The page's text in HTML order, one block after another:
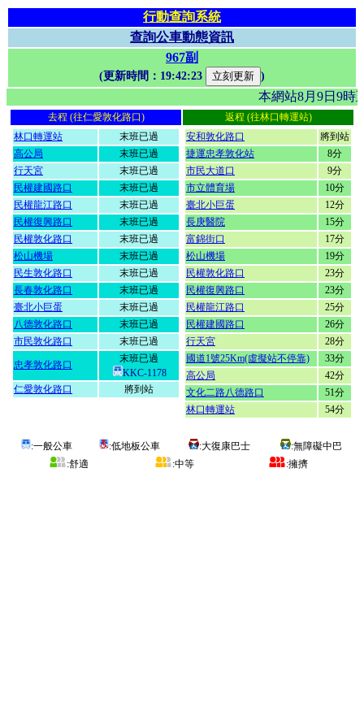
行動查詢系統
查詢公車動態資訊
967副
(更新時間： 19:42:23 )
本網站8月9日9
去程 (往仁愛敦化路口)
返程 (往林口轉運站)
林口轉運站
末班已過
高公局
末班已過
行天宮
末班已過
民權建國路口
末班已過
民權龍江路口
末班已過
民權復興路口
末班已過
民權敦化路口
末班已過
松山機場
末班已過
民生敦化路口
末班已過
長春敦化路口
末班已過
臺北小巨蛋
末班已過
八德敦化路口
末班已過
市民敦化路口
末班已過
忠孝敦化路口
末班已過
KKC-1178
仁愛敦化路口
將到站
安和敦化路口
將到站
捷運忠孝敦化站
8分
市民大道口
9分
市立體育場
10分
臺北小巨蛋
12分
長庚醫院
15分
富錦街口
17分
松山機場
19分
民權敦化路口
23分
民權復興路口
23分
民權龍江路口
25分
民權建國路口
26分
行天宮
28分
國道1號25Km(虛擬站不停靠)
33分
高公局
42分
文化二路八德路口
51分
林口轉運站
54分
:一般公車 :低地板公車 :大復康巴士
:無障礙中巴
:舒適
:中等 :擁擠